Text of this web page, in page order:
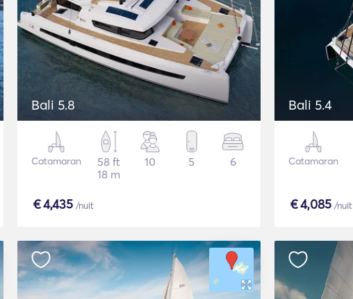
Bali 5.8
Catamaran
58 ft
18 m
10 5 6
€4,435 /nuit
Bali 5.4
Catamaran
€4,085 /nuit